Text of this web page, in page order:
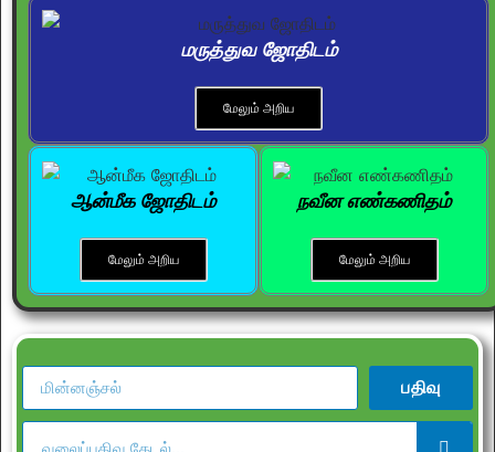
மருத்துவ ஜோதிடம்
மேலும் அறிய
ஆன்மீக ஜோதிடம்
மேலும் அறிய
நவீன எண்கணிதம்
மேலும் அறிய
பதிவு